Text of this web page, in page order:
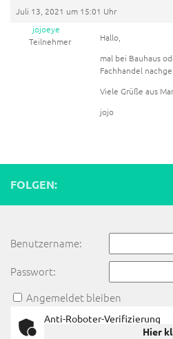
Juli 13, 2021 um 15:01 Uhr
jojoeye
Teilnehmer
Hallo,
mal bei Bauhaus
Fachhandel
Viele Grüße aus
jojo
FOLGEN:
Benutzername:
Passwort:
Angemeldet bleiben
Anti-Roboter-Verifizierung
Hier